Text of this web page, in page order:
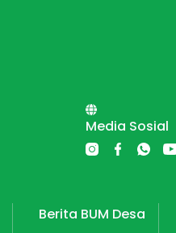
Media Sosial
Berita BUM Desa